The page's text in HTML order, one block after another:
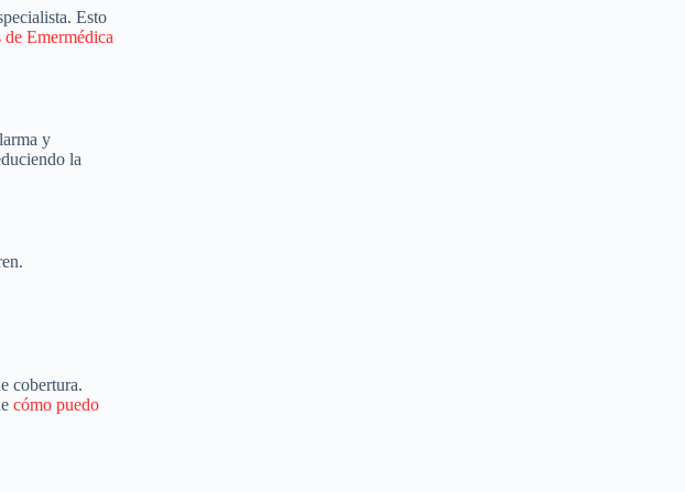
Esto
de Emermédica
y
la
cobertura.
cómo puedo